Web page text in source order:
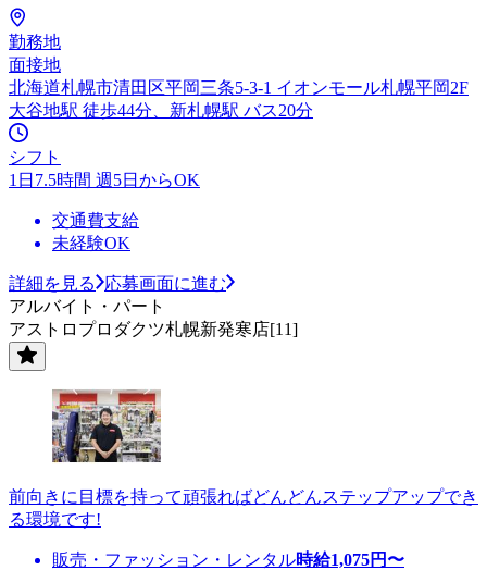
勤務地
面接地
北海道札幌市清田区平岡三条5-3-1 イオンモール札幌平岡2F
大谷地駅 徒歩44分、新札幌駅 バス20分
シフト
1日7.5時間 週5日からOK
交通費支給
未経験OK
詳細を見る
応募画面に進む
アルバイト・パート
アストロプロダクツ札幌新発寒店[11]
前向きに目標を持って頑張ればどんどんステップアップでき
る環境です!
販売・ファッション・レンタル時給1,075円〜